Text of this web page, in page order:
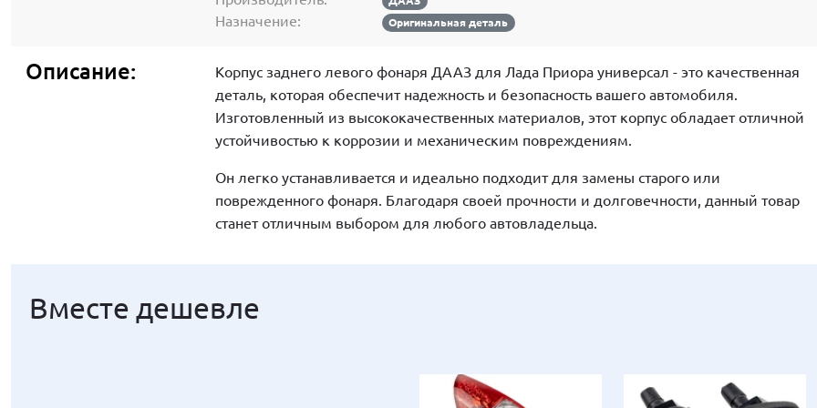
Назначение: Оригинальная деталь
Описание:
Корпус заднего левого фонаря ДААЗ для Лада Приора универсал - это качественная
деталь, которая обеспечит надежность и безопасность вашего автомобиля.
Изготовленный из высококачественных материалов, этот корпус обладает отличной
устойчивостью к коррозии и механическим повреждениям.
Он легко устанавливается и идеально подходит для замены старого или
поврежденного фонаря. Благодаря своей прочности и долговечности, данный товар
станет отличным выбором для любого автовладельца.
Вместе дешевле
Вместе дешевле
Вместе дешевле
Вместе дешевле
Вместе дешевле
Вместе дешевле